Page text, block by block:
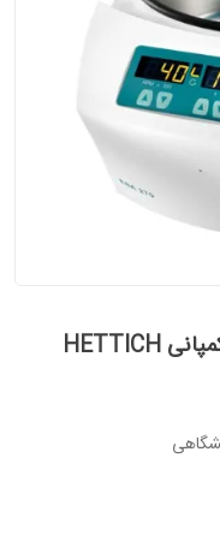
سرفیوژ آزمایشگاهی مدل EBA270 کمپانی HETTICH